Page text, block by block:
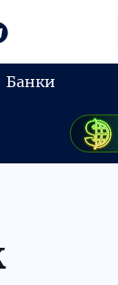
Банки